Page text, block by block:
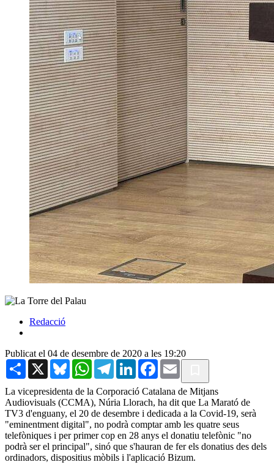
Redacció
Publicat el 04 de desembre de 2020 a les 19:20
Share X BlueskyWhatsAppTelegramLinkedInFacebook
Email
La vicepresidenta de la Corporació Catalana de Mitjans
Audiovisuals (CCMA), Núria Llorach, ha dit que La Marató de
TV3 d'enguany, el 20 de desembre i dedicada a la Covid-19, serà
"eminentment digital", no podrà comptar amb les quatre seus
telefòniques i per primer cop en 28 anys el donatiu telefònic "no
podrà ser el principal", sinó que s'hauran de fer els donatius des dels
ordinadors, dispositius mòbils i l'aplicació Bizum.